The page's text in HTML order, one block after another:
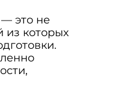
это не
из которых